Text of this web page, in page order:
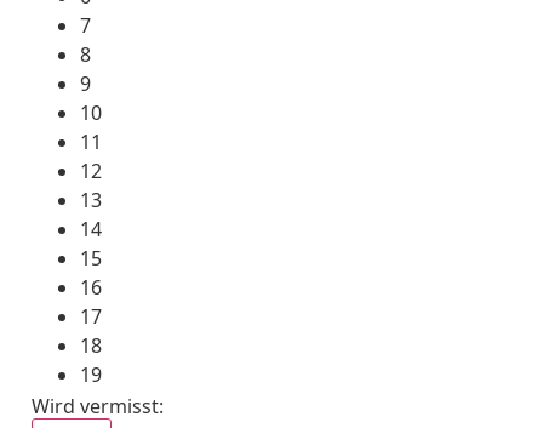
7
8
9
10
11
12
13
14
15
16
17
18
19
Wird vermisst: